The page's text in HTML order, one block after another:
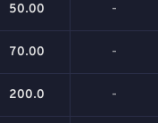
50.00 -
70.00 -
200.0 -